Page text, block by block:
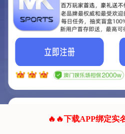
联系我